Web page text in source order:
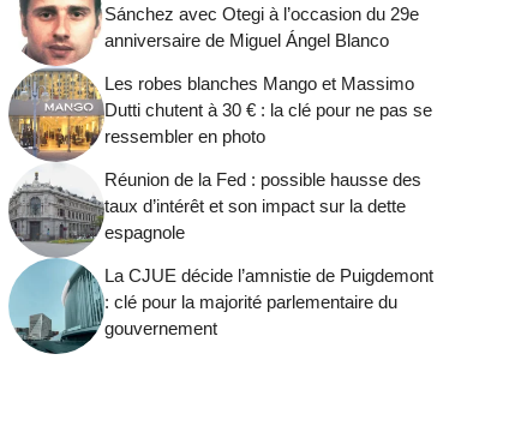
Sánchez avec Otegi à l’occasion du 29e
anniversaire de Miguel Ángel Blanco
Les robes blanches Mango et Massimo
Dutti chutent à 30 € : la clé pour ne pas se
ressembler en photo
Réunion de la Fed : possible hausse des
taux d’intérêt et son impact sur la dette
espagnole
La CJUE décide l’amnistie de Puigdemont
: clé pour la majorité parlementaire du
gouvernement